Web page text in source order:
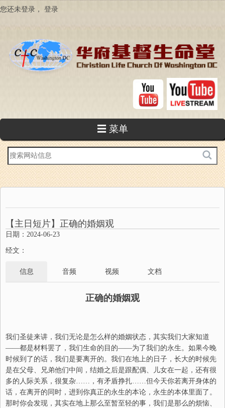
跳
您还未登录， 登录
☰ 菜单
站
内
搜
索
【主日短片】正确的婚姻观
日期：2024-06-23
经文：
信息 音频 视频 文档
正确的婚姻观
我们圣徒来讲，我们无论是怎么样的婚姻状态 ， 其实我们大家知道
——都是材料罢了，我们生命的目的——为了我们的永生。如果今晚
时候到了 的话 ，我们是要离开的。我们在地上的日子，长大的时候先
是在父母、 兄弟他们中间，结婚之 后是跟配偶、 儿女在一起 ，还有很
多的人际关系，很复杂……， 有矛盾挣扎……但今天你若离开身体的
话，在离开的同时，进到你真正的永生的本论，永生的本体里面了。
那时你会发现，其实在地上那么至暂至轻的事 ， 我们是那么的烦恼、